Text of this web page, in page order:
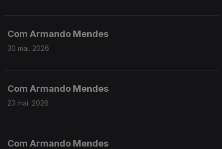
Com Armando Mendes
30 mai. 2026
Com Armando Mendes
23 mai. 2026
Com Armando Mendes